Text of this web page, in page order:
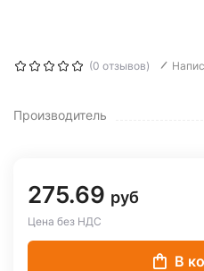
(0 отзывов)
Производитель
275.69 руб
Цена без НДС
В